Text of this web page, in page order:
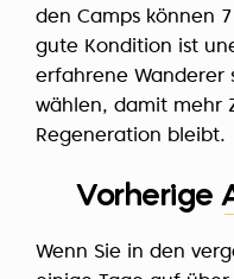
den Camps können
gute Kondition ist
erfahrene Wanderer
wählen, damit mehr
Regeneration bleibt.
Vorherige
Wenn Sie in den